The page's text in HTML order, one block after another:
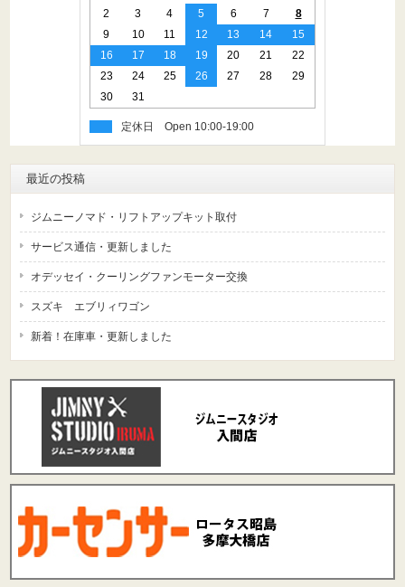
2
3 4 5 6 7
8
9
10 11 12 13 14
15
16
17 18 19 20 21
22
23
24 25 26 27 28
29
30
31
定休日
最近の投稿
ジムニーノマド・リフトアップキット取付
サービス通信・更新しました
オデッセイ・クーリングファンモーター交換
スズキ エブリィワゴン
新着！在庫車・更新しました